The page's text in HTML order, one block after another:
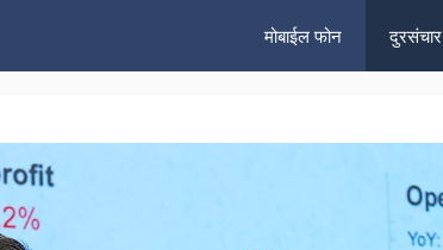
मोबाईल फोन दुरसंचार